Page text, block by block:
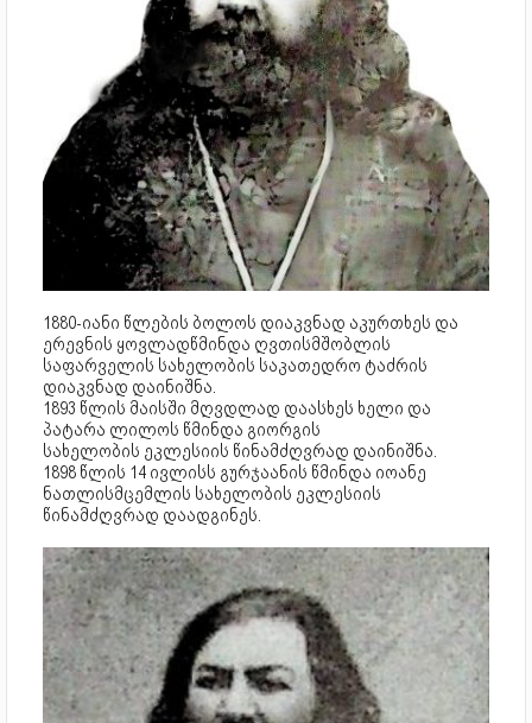
1880-იანი წლების ბოლოს დიაკვნად აკურთხეს და
ერევნის ყოვლადწმინდა ღვთისმშობლის
საფარველის სახელობის საკათედრო ტაძრის
დიაკვნად დაინიშნა.
1893 წლის მაისში მღვდლად დაასხეს ხელი და
პატარა ლილოს წმინდა გიორგის
სახელობის ეკლესიის წინამძღვრად დაინიშნა.
1898 წლის 14 ივლისს გურჯაანის წმინდა იოანე
ნათლისმცემლის სახელობის ეკლესიის
წინამძღვრად დაადგინეს.